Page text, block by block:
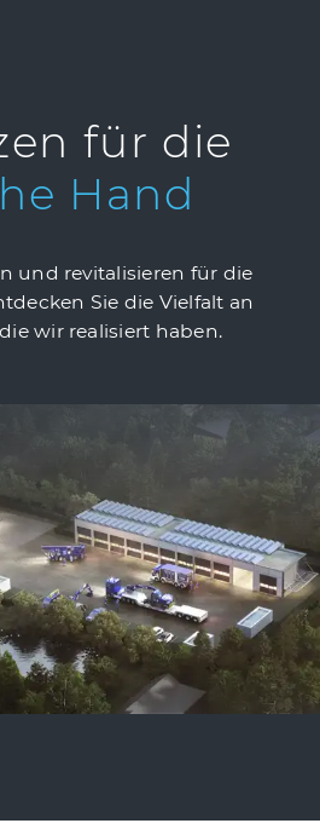
für die
Hand
und revitalisieren für die
Sie die Vielfalt an
wir realisiert haben.